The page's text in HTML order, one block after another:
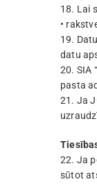
18. Lai
•
19.
datu
20. SIA
pasta
21. Ja
22. Ja
sūtot